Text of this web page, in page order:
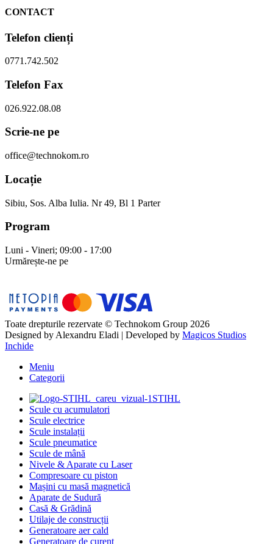
CONTACT
Telefon clienți
0771.742.502
Telefon Fax
026.922.08.08
Scrie-ne pe
office@technokom.ro
Locație
Sibiu, Sos. Alba Iulia. Nr 49, Bl 1 Parter
Program
Luni - Vineri; 09:00 - 17:00
Urmărește-ne pe
Toate drepturile rezervate © Technokom Group 2026
Designed by Alexandru Eladi | Developed by Magicos Studios
Inchide
Meniu
Categorii
STIHL
Scule cu acumulatori
Scule electrice
Scule instalații
Scule pneumatice
Scule de mână
Nivele & Aparate cu Laser
Compresoare cu piston
Mașini cu masă magnetică
Aparate de Sudură
Casă & Grădină
Utilaje de construcții
Generatoare aer cald
Generatoare de curent